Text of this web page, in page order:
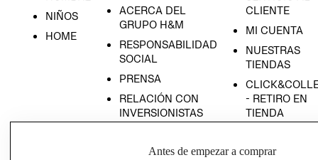
NIÑOS
HOME
ACERCA DEL
GRUPO H&M
RESPONSABILIDAD
SOCIAL
PRENSA
RELACIÓN CON
INVERSIONISTAS
EMPRESARIAL
CLIENTE
MI CUENTA
NUESTRAS
TIENDAS
- RETIRO EN
TIENDA
CONDICIONES
Antes de empezar a comprar